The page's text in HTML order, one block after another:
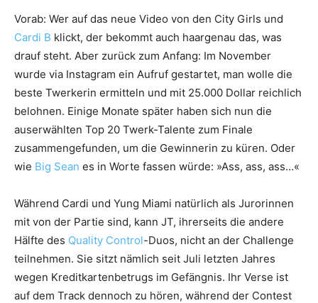
Vorab: Wer auf das neue Video von den City Girls und
Cardi B klickt, der bekommt auch haargenau das, was
drauf steht. Aber zurück zum Anfang: Im November
wurde via Instagram ein Aufruf gestartet, man wolle die
beste Twerkerin ermitteln und mit 25.000 Dollar reichlich
belohnen. Einige Monate später haben sich nun die
auserwählten Top 20 Twerk-Talente zum Finale
zusammengefunden, um die Gewinnerin zu küren. Oder
wie Big Sean es in Worte fassen würde: »Ass, ass, ass…«
Während Cardi und Yung Miami natürlich als Jurorinnen
mit von der Partie sind, kann JT, ihrerseits die andere
Hälfte des Quality Control-Duos, nicht an der Challenge
teilnehmen. Sie sitzt nämlich seit Juli letzten Jahres
wegen Kreditkartenbetrugs im Gefängnis. Ihr Verse ist
auf dem Track dennoch zu hören, während der Contest